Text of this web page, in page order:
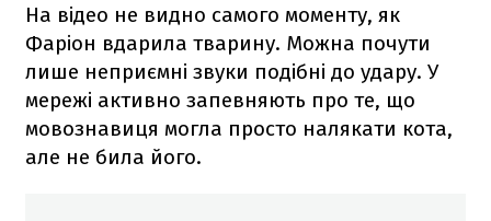
На відео не видно самого моменту, як
Фаріон вдарила тварину. Можна почути
лише неприємні звуки подібні до удару. У
мережі активно запевняють про те, що
мовознавиця могла просто налякати кота,
але не била його.